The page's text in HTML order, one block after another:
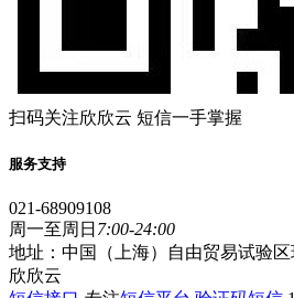
扫码关注欣欣云 短信一手掌握
服务支持
021-68909108
周一至周日 7:00-24:00
地址：中国（上海）自由贸易试验
欣欣云